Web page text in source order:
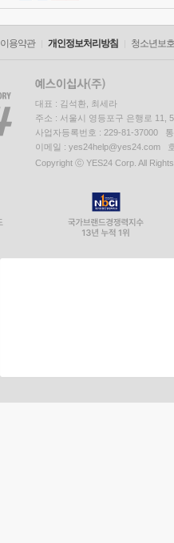
이용약관 개인정보처리방침 청소년보
대표 : 김석환, 최세라
주소 : 서울시 영등포구 은행로 11,
사업자등록번호 : 229-81-37000
이메일 : yes24help@yes24.com
Copyright ⓒ YES24 Corp. All